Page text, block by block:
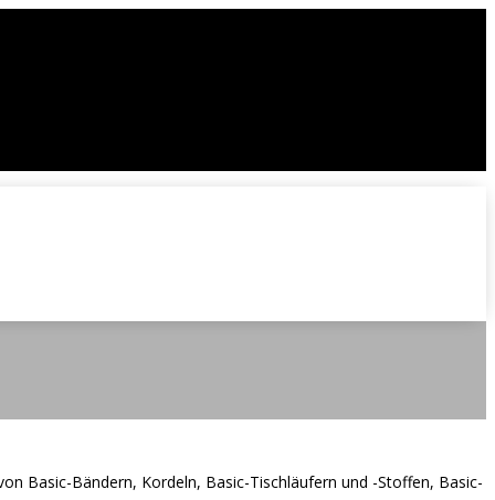
Basic-Bändern, Kordeln, Basic-Tischläufern und -Stoffen, Basic-